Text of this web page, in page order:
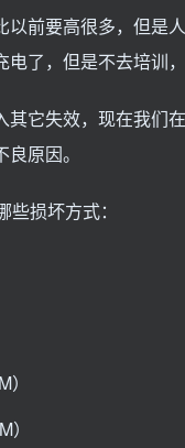
前要高很多，但是
了，但是不去培训
它失效，现在我们
原因。
损坏方式：